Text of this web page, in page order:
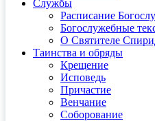
Службы
Расписание
Богослужебные
О Святителе
Таинства и обряды
Крещение
Исповедь
Причастие
Венчание
Соборование